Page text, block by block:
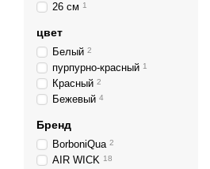
26 см 1
цвет
Белый 2
пурпурно-красный 1
Красный 2
Бежевый 4
Бренд
BorboniQua 2
AIR WICK 18